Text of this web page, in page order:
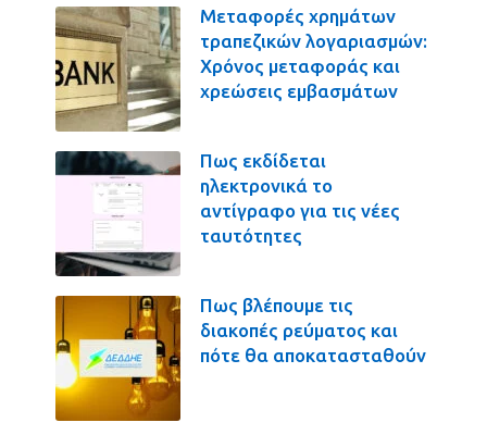
Μεταφορές χρημάτων
τραπεζικών λογαριασμών:
Χρόνος μεταφοράς και
χρεώσεις εμβασμάτων
Πως εκδίδεται
ηλεκτρονικά το
αντίγραφο για τις νέες
ταυτότητες
Πως βλέπουμε τις
διακοπές ρεύματος και
πότε θα αποκατασταθούν